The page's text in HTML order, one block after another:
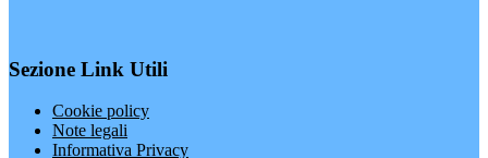
Sezione Link Utili
Cookie policy
Note legali
Informativa Privacy